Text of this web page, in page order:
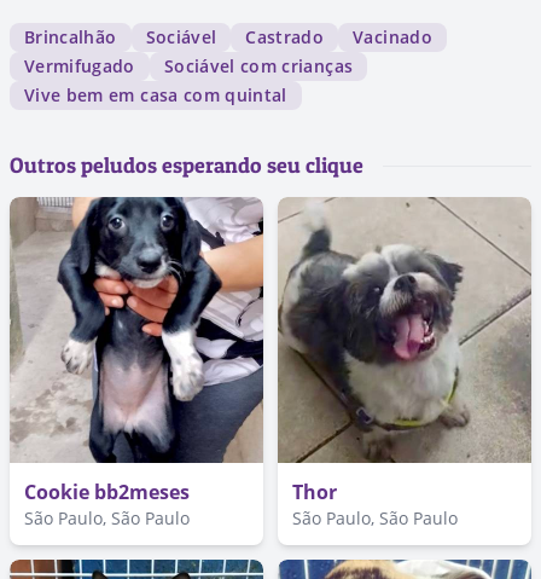
Brincalhão Sociável Castrado
Vacinado
Vermifugado
Sociável com crianças
Vive bem em casa com quintal
Outros peludos esperando seu clique
Cookie bb2meses
São Paulo, São Paulo
Thor
São Paulo, São Paulo